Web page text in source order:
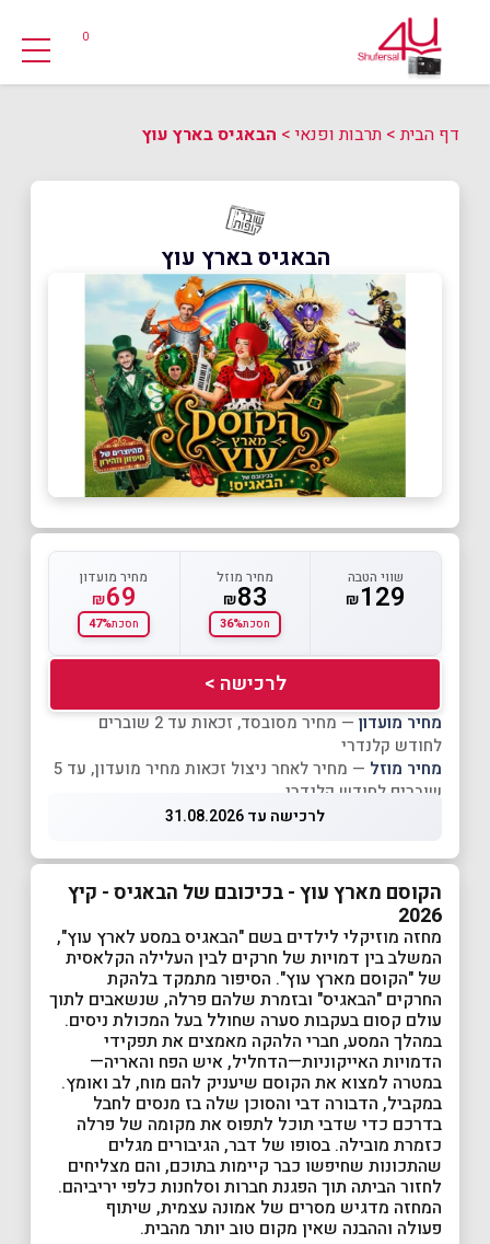
0
דף הבית> תרבות ופנאי > הבאגיס בארץ עוץ
הבאגיס בארץ עוץ
שווי הטבה
₪129
מחיר מוזל
₪83
חסכת36%
מחיר מועדון
₪69
חסכת47%
לרכישה >
מחיר מועדון
— מחיר מסובסד, זכאות עד 2 שוברים
לחודש קלנדרי
מחיר מוזל
— מחיר לאחר ניצול זכאות מחיר מועדון, עד 5
שוברים לחודש קלנדרי
לרכישה עד 31.08.2026
הקוסם מארץ עוץ - בכיכובם של הבאגיס - קיץ
2026
מחזה מוזיקלי לילדים בשם "הבאגיס במסע לארץ עוץ",
המשלב בין דמויות של חרקים לבין העלילה הקלאסית
של "הקוסם מארץ עוץ". הסיפור מתמקד בלהקת
החרקים "הבאגיס" ובזמרת שלהם פרלה, שנשאבים לתוך
עולם קסום בעקבות סערה שחולל בעל המכולת ניסים.
במהלך המסע, חברי הלהקה מאמצים את תפקידי
הדמויות האייקוניות—הדחליל, איש הפח והאריה—
במטרה למצוא את הקוסם שיעניק להם מוח, לב ואומץ.
במקביל, הדבורה דבי והסוכן שלה בז מנסים לחבל
בדרכם כדי שדבי תוכל לתפוס את מקומה של פרלה
כזמרת מובילה. בסופו של דבר, הגיבורים מגלים
שהתכונות שחיפשו כבר קיימות בתוכם, והם מצליחים
לחזור הביתה תוך הפגנת חברות וסלחנות כלפי יריביהם.
המחזה מדגיש מסרים של אמונה עצמית, שיתוף
פעולה וההבנה שאין מקום טוב יותר מהבית.